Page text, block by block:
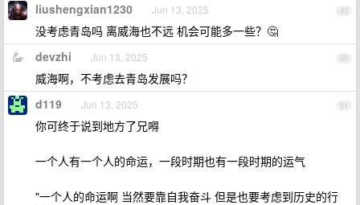
49
liushengxian1230 Jun 13, 2025
没考虑青岛吗 离威海也不远 机会可能多一些？🤔
50
devzhi Jun 13, 2025
威海啊，不考虑去青岛发展吗？
51
d119 Jun 13, 2025
你可终于说到地方了兄嘚
一个人有一个人的命运，一段时期也有一段时期的运气
"一个人的命运啊 当然要靠自我奋斗 但是也要考虑到历史的行